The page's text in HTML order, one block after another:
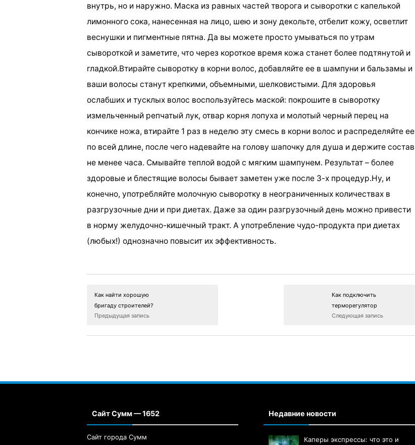
внутрь, но и наружно. Маска из равных частей творога и сыворотки с капелькой
лимонного сока, нанесенная на лицо, шею и зону декольте, отбелит кожу, осветлит
веснушки и пигментные пятна. Да вы можете просто умываться по утрам
сывороткой и заметите, что через короткое время кожа станет более подтянутой и
гладкой.Втирайте сыворотку в корни волос, добавляйте ее в шампуни и бальзамы и
ваши волосы станут крепкими, объемными, шелковистыми. Для здоровья
ослабших и тусклых волос воспользуйтесь маской: покрошите в сыворотку
измельченный репчатый лук, отвар корня лопуха и молотый черный перец на
кончике ножа, втирайте 1 раз в неделю эту смесь в корни волос и распределяйте ее
по всей длине, после чего надевайте на голову шапочку для душа и держите состав
не менее часа. Смывайте теплой водой с мягким шампунем. Результат – более
здоровые и блестящие волосы бывает заметен уже после 3-х процедур.Ну, и
конечно, употребляйте молочную сыворотку в неограниченных количествах в
разгрузочные дни и при диетах. Даже за один разгрузочный день можно привести
в норму желудочно-кишечный тракт. А употребление чудо-продукта при диетах
(любых!) однозначно повысит их эффективность.
Как найти хорошую
бригаду строителей?
Предыдущая запись
Как подключить
терморегулятор
Следующая запись
Сайт Сумм — 1652
Сайт города Сумм
Недавние новости
Каперы экспрессы: что это и